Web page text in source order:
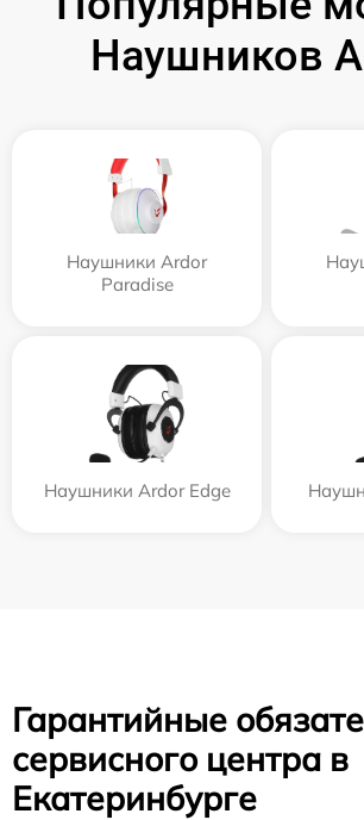
Наушников
Наушники Ardor
Paradise
Наушники Ardor Edge
Гарантийные
сервисного центра в
Екатеринбурге